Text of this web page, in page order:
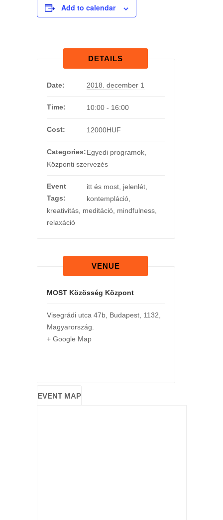
Add to calendar
DETAILS
Date: 2018. december 1
Time: 10:00 - 16:00
Cost: 12000HUF
Categories:Egyedi programok,
Központi szervezés
Event
Tags:
itt és most, jelenlét,
kontempláció,
kreativitás, meditáció, mindfulness,
relaxáció
VENUE
MOST Közösség Központ
Visegrádi utca 47b, Budapest, 1132,
Magyarország.
+ Google Map
EVENT MAP